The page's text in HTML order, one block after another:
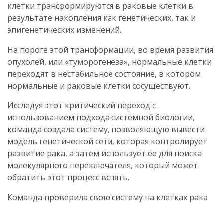
клетки трансформируются в раковые клетки в
результате накопления как генетических, так и
эпигенетических изменений.
На пороге этой трансформации, во время развития
опухолей, или «туморогенеза», нормальные клетки
переходят в нестабильное состояние, в котором
нормальные и раковые клетки сосуществуют.
Исследуя этот критический переход с
использованием подхода системной биологии,
команда создала систему, позволяющую вывести
модель генетической сети, которая контролирует
развитие рака, а затем использует ее для поиска
молекулярного переключателя, который может
обратить этот процесс вспять.
Команда проверила свою систему на клетках рака